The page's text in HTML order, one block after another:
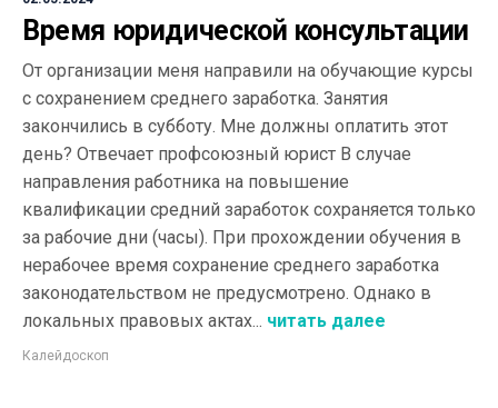
Время юридической консультации
От организации меня направили на обучающие курсы
с сохранением среднего заработка. Занятия
закончились в субботу. Мне должны оплатить этот
день? Отвечает профсоюзный юрист В случае
направления работника на повышение
квалификации средний заработок сохраняется только
за рабочие дни (часы). При прохождении обучения в
нерабочее время сохранение среднего заработка
законодательством не предусмотрено. Однако в
локальных правовых актах... читать далее
Калейдоскоп